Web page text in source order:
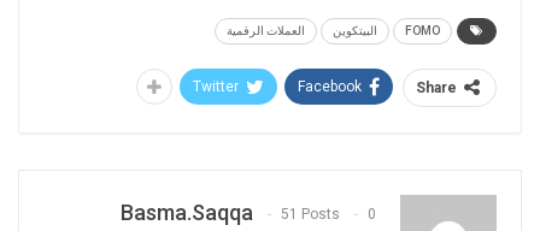
FOMO البيتكوين العملات الرقمية
Share
Facebook
Twitter
Basma.saqqa 51 Posts 0